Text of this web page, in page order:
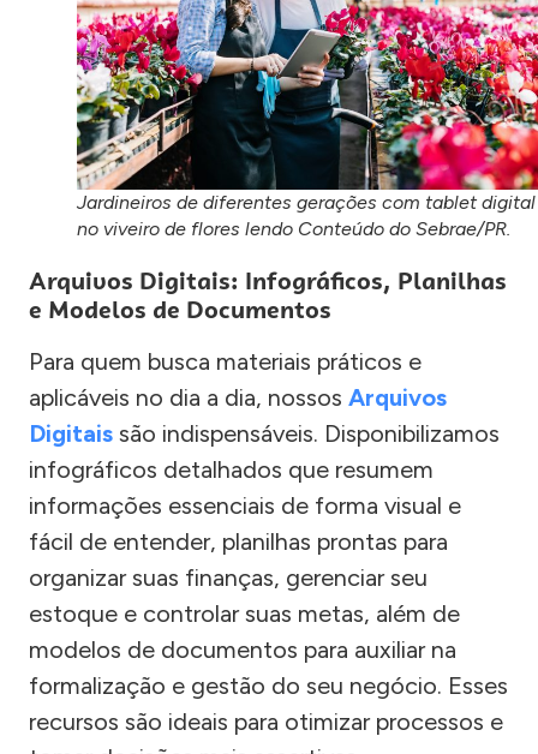
Jardineiros de diferentes gerações com tablet digital
no viveiro de flores lendo Conteúdo do Sebrae/PR.
Arquivos Digitais: Infográficos, Planilhas
e Modelos de Documentos
Para quem busca materiais práticos e
aplicáveis no dia a dia, nossos Arquivos
Digitais são indispensáveis. Disponibilizamos
infográficos detalhados que resumem
informações essenciais de forma visual e
fácil de entender, planilhas prontas para
organizar suas finanças, gerenciar seu
estoque e controlar suas metas, além de
modelos de documentos para auxiliar na
formalização e gestão do seu negócio. Esses
recursos são ideais para otimizar processos e